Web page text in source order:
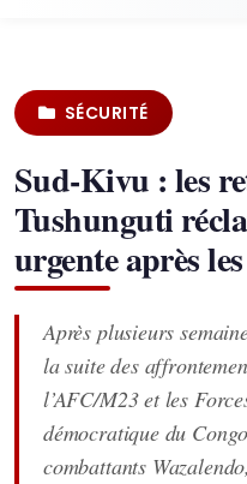
SÉCURITÉ
Sud-Kivu : les
Tushunguti
urgente après
Après plusieurs
la suite des
l’AFC/M23 et les
démocratique du
combattants